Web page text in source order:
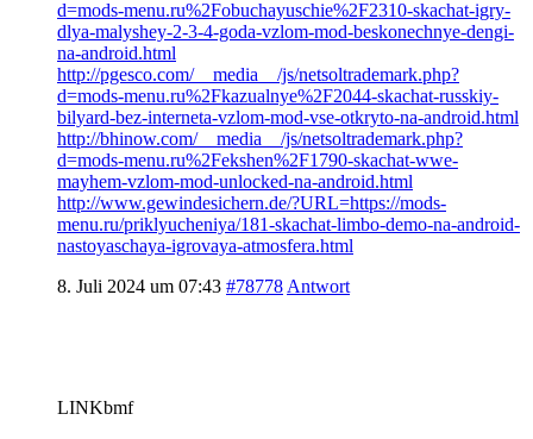
d=mods-menu.ru%2Fobuchayuschie%2F2310-skachat-igry-
dlya-malyshey-2-3-4-goda-vzlom-mod-beskonechnye-dengi-
na-android.html
http://pgesco.com/__media__/js/netsoltrademark.php?
d=mods-menu.ru%2Fkazualnye%2F2044-skachat-russkiy-
bilyard-bez-interneta-vzlom-mod-vse-otkryto-na-android.html
http://bhinow.com/__media__/js/netsoltrademark.php?
d=mods-menu.ru%2Fekshen%2F1790-skachat-wwe-
mayhem-vzlom-mod-unlocked-na-android.html
http://www.gewindesichern.de/?URL=https://mods-
menu.ru/priklyucheniya/181-skachat-limbo-demo-na-android-
nastoyaschaya-igrovaya-atmosfera.html
8. Juli 2024 um 07:43 #78778 Antwort
LINKbmf